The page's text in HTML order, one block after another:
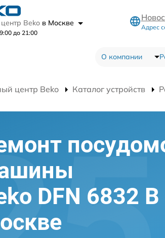
Beko в Москве
до 21:00
Адрес
О компании
центр Beko Каталог устройств
DFN 6832 B